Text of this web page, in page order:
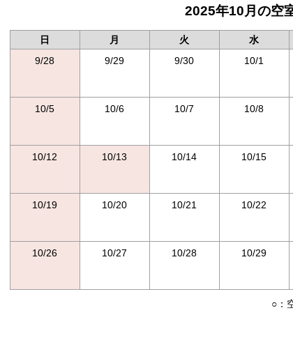
2025年10月の空
日 月 火 水
9/28
9/29 9/30 10/1
10/5 10/6 10/7 10/8
10/12 10/13 10/14 10/15
10/19 10/20 10/21 10/22
10/26 10/27 10/28 10/29
○：